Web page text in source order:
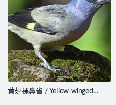
黄翅裸鼻雀 / Yellow-winged